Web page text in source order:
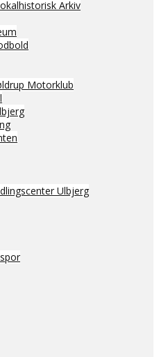
Arkiv
Motorklub
Ulbjerg